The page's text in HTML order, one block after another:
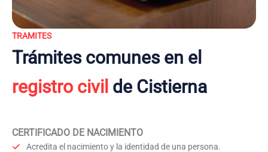
TRAMITES
Trámites comunes en el
registro civil de Cistierna
CERTIFICADO DE NACIMIENTO
Acredita el nacimiento y la identidad de una persona.